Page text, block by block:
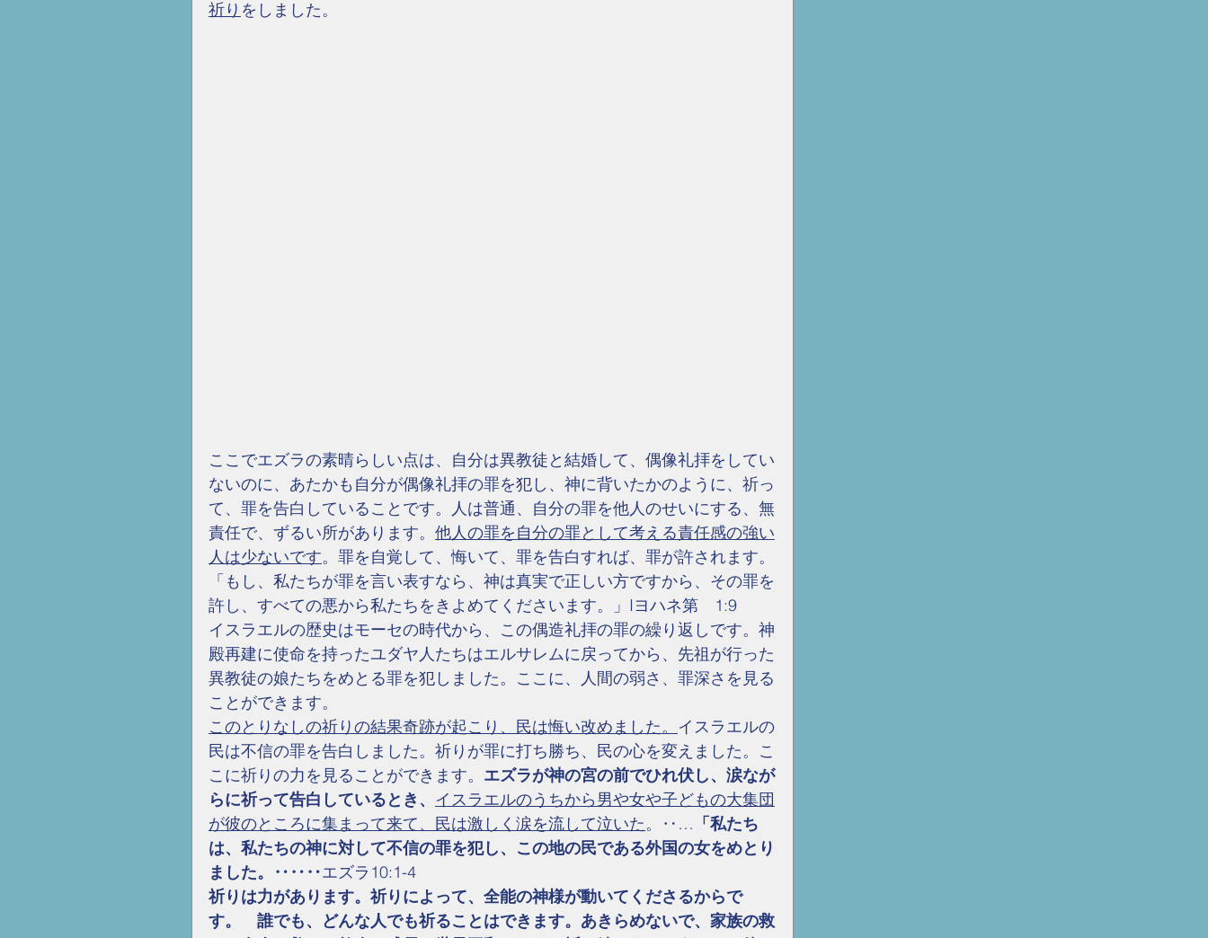
祈り をしました。
ここでエズラの素晴らしい点は、自分は異教徒と結婚して、偶像礼拝をしてい
ないのに、あたかも自分が偶像礼拝の罪を犯し、神に背いたかのように、祈っ
て、罪を告白していることです。人は普通、自分の罪を他人のせいにする、無
責任で、ずるい所があります。 他人の罪を自分の罪として考える責任感の強い
人は少ないです。罪を自覚して、悔いて、罪を告白すれば、罪が許されます。
「もし、私たちが罪を言い表すなら、神は真実で正しい方ですから、その罪を
許し、すべての悪から私たちをきよめてくださいます。」Iヨハネ第　1:9
イスラエルの歴史はモーセの時代から、この偶造礼拝の罪の繰り返しです。神
殿再建に使命を持ったユダヤ人たちはエルサレムに戻ってから、先祖が行った
異教徒の娘たちをめとる罪を犯しました。ここに、人間の弱さ、罪深さを見る
ことができます。
このとりなしの祈りの結果奇跡が起こり、民は悔い改めました。 イスラエルの
民は不信の罪を告白しました。祈りが罪に打ち勝ち、民の心を変えました。こ
こに祈りの力を見ることができます。 エズラが神の宮の前でひれ伏し、涙なが
らに祈って告白しているとき、 イスラエルのうちから男や女や子どもの大集団
が彼のところに集まって来て、民は激しく涙を流して泣いた。‥… 「私たち
は、私たちの神に対して不信の罪を犯し、この地の民である外国の女をめとり
ました。‥‥‥エズラ10:1-4
祈りは力があります。祈りによって、全能の神様が動いてくださるからで
す。　誰でも、どんな人でも祈ることはできます。あきらめないで、家族の救